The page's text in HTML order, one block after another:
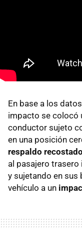
En base a los
impacto se colocó
conductor sujeto
en una posición
respaldo
al pasajero trasero
y sujetando en sus
vehículo a un